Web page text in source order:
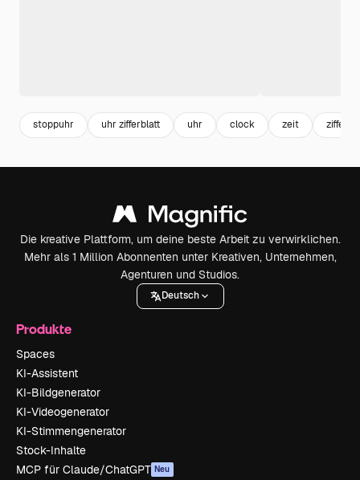
stoppuhr uhr zifferblatt uhr clock zeit
Die kreative Plattform, um deine beste Arbeit zu verwirklichen.
Mehr als 1 Million Abonnenten unter Kreativen, Unternehmen,
Agenturen und Studios.
Deutsch
Produkte
Spaces
KI-Assistent
KI-Bildgenerator
KI-Videogenerator
KI-Stimmengenerator
Stock-Inhalte
MCP für Claude/ChatGPT Neu